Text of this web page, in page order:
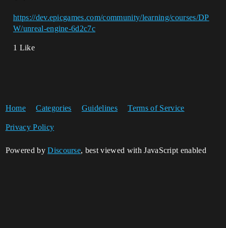
https://dev.epicgames.com/community/learning/courses/DP
W/unreal-engine-6d2c7c
1 Like
Home Categories Guidelines Terms of Service
Privacy Policy
Powered byDiscourse, best viewed with JavaScript enabled